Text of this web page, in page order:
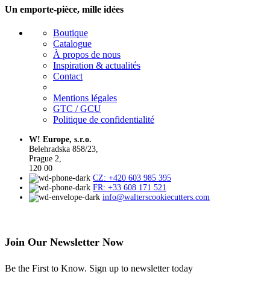
Un emporte-pièce, mille idées
Boutique
Catalogue
À propos de nous
Inspiration & actualités
Contact
Mentions légales
GTC / GCU
Politique de confidentialité
W! Europe, s.r.o.
Belehradska 858/23,
Prague 2,
120 00
CZ: +420 603 985 395
FR: +33 608 171 521
info@walterscookiecutters.com
Join Our Newsletter Now
Be the First to Know. Sign up to newsletter today